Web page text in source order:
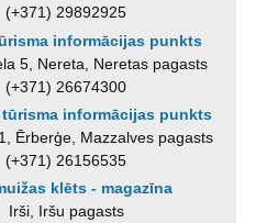
(+371) 29892925
informācijas punkts
5, Nereta, Neretas pagasts
(+371) 26674300
tūrisma informācijas punkts
Ērberģe, Mazzalves pagasts
(+371) 26156535
klēts - magazīna
Irši, Iršu pagasts